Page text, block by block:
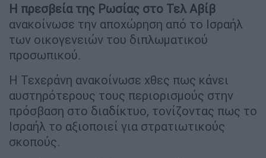
Η πρεσβεία της Ρωσίας στο Τελ Αβίβ
ανακοίνωσε την αποχώρηση από το Ισραήλ
των οικογενειών του διπλωματικού
προσωπικού.
Η Τεχεράνη ανακοίνωσε χθες πως κάνει
αυστηρότερους τους περιορισμούς στην
πρόσβαση στο διαδίκτυο, τονίζοντας πως το
Ισραήλ το αξιοποιεί για στρατιωτικούς
σκοπούς.